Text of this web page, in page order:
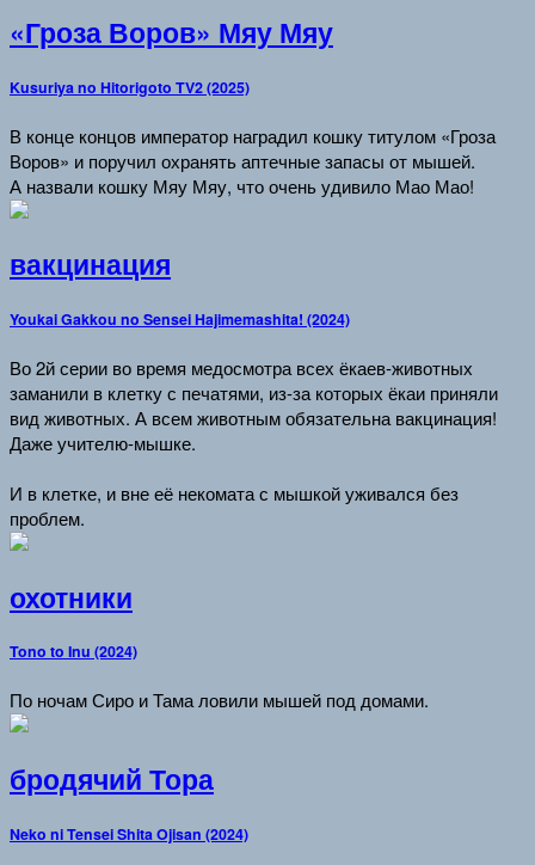
«Гроза Воров» Мяу Мяу
Kusuriya no Hitorigoto TV2 (2025)
В конце концов император наградил кошку титулом «Гроза
Воров» и поручил охранять аптечные запасы от мышей.
А назвали кошку Мяу Мяу, что очень удивило Мао Мао!
вакцинация
Youkai Gakkou no Sensei Hajimemashita! (2024)
Во 2й серии во время медосмотра всех ёкаев-животных
заманили в клетку с печатями, из-за которых ёкаи приняли
вид животных. А всем животным обязательна вакцинация!
Даже учителю-мышке.
И в клетке, и вне её некомата с мышкой уживался без
проблем.
охотники
Tono to Inu (2024)
По ночам Сиро и Тама ловили мышей под домами.
бродячий Тора
Neko ni Tensei Shita Ojisan (2024)